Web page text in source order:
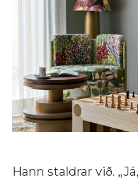
Hann staldrar við.